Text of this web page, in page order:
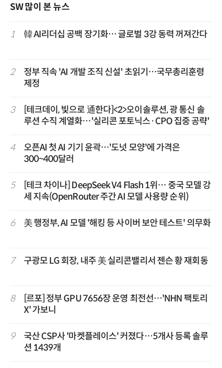
SW 많이 본 뉴스
1 韓 AI리더십 공백 장기화… 글로벌 3강 동력 꺼져간다
2
정부 직속 'AI 개발 조직 신설' 초읽기…국무총리훈령
제정
3
[테크데이, 빛으로 通한다]<2>오이솔루션, 광 통신 솔
루션 수직 계열화…'실리콘 포토닉스·CPO 집중 공략'
4
오픈AI 첫 AI 기기 윤곽…'도넛 모양'에 가격은
300~400달러
5
[테크 차이나] DeepSeek V4 Flash 1위… 중국 모델 강
세 지속(OpenRouter 주간 AI 모델 사용량 순위)
6 美 행정부, AI 모델 '해킹 등 사이버 보안 테스트' 의무화
7 구광모 LG 회장, 내주 美 실리콘밸리서 젠슨 황 재회동
8
[르포] 정부 GPU 7656장 운영 최전선…'NHN 팩토리
X' 가보니
9
국산 CSP사 '마켓플레이스' 커졌다…5개사 등록 솔루
션 1439개